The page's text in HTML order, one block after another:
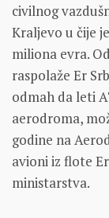
civilnog
Kraljevo u čije
miliona evra.
raspolaže Er
odmah da leti
aerodroma,
godine na
avioni iz flote
ministarstva.